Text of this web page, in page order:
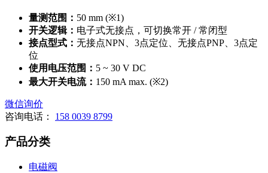
量测范围： 50 mm (※1)
开关逻辑： 电子式无接点，可切换常开 / 常闭型
接点型式： 无接点NPN、3点定位、无接点PNP、3点定
位
使用电压范围： 5 ~ 30 V DC
最大开关电流： 150 mA max. (※2)
微信询价
咨询电话：
158 0039 8799
产品分类
电磁阀